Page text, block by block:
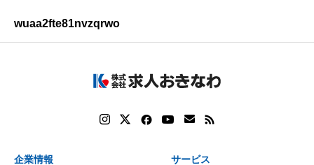
wuaa2fte81nvzqrwo
企業情報 サービス